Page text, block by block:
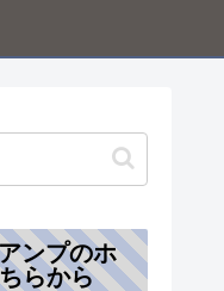
ンプのホ
らから